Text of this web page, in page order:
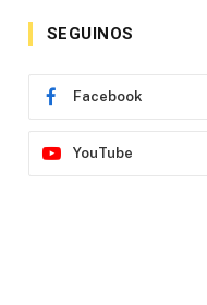
SEGUINOS
Facebook
YouTube